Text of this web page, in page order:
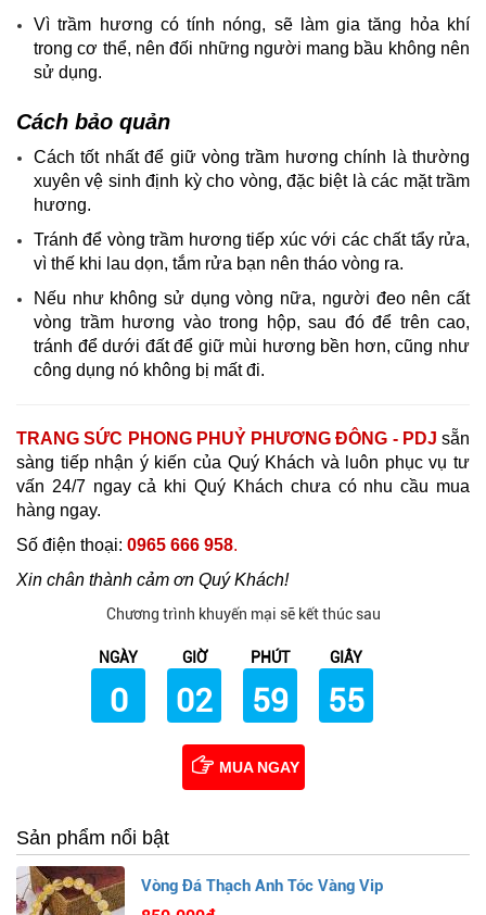
Vì trầm hương có tính nóng, sẽ làm gia tăng hỏa khí
trong cơ thể, nên đối những người mang bầu không nên
sử dụng.
Cách bảo quản
Cách tốt nhất để giữ vòng trầm hương chính là thường
xuyên vệ sinh định kỳ cho vòng, đặc biệt là các mặt trầm
hương.
Tránh để vòng trầm hương tiếp xúc với các chất tẩy rửa,
vì thế khi lau dọn, tắm rửa bạn nên tháo vòng ra.
Nếu như không sử dụng vòng nữa, người đeo nên cất
vòng trầm hương vào trong hộp, sau đó để trên cao,
tránh để dưới đất để giữ mùi hương bền hơn, cũng như
công dụng nó không bị mất đi.
TRANG SỨC PHONG PHUỶ PHƯƠNG ĐÔNG - PDJ sẵn
sàng tiếp nhận ý kiến của Quý Khách và luôn phục vụ tư
vấn 24/7 ngay cả khi Quý Khách chưa có nhu cầu mua
hàng ngay.
Số điện thoại: 0965 666 958.
Xin chân thành cảm ơn Quý Khách!
Chương trình khuyến mại sẽ kết thúc sau
NGÀY
0
GIỜ
02
PHÚT
59
GIÂY
53
MUA NGAY
Sản phẩm nổi bật
Vòng Đá Thạch Anh Tóc Vàng Vip